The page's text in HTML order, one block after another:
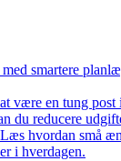
med smartere
være en tung post
du reducere
hvordan små
i hverdagen.